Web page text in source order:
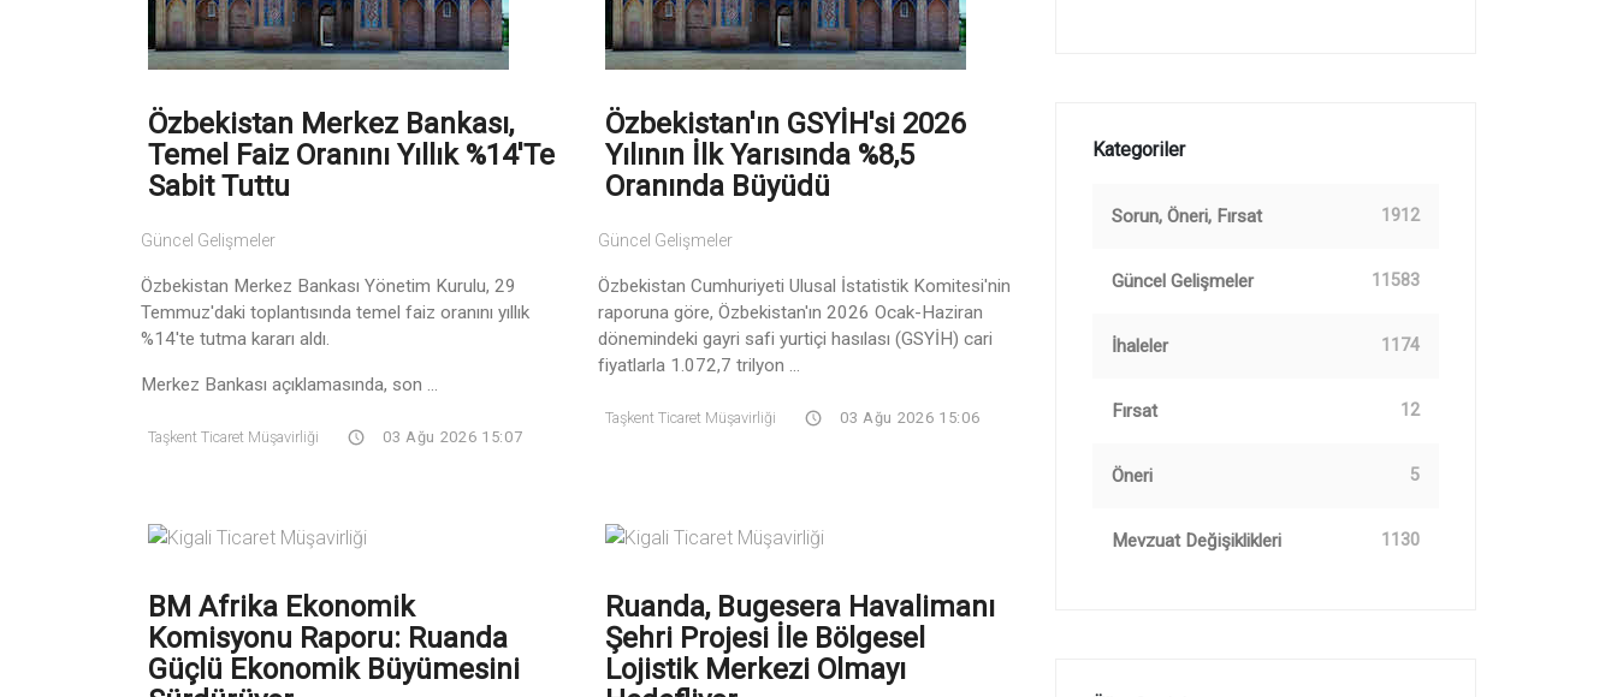
Özbekistan Merkez Bankası,
Temel Faiz Oranını Yıllık %14'te
Sabit Tuttu
Güncel Gelişmeler
Özbekistan Merkez Bankası Yönetim Kurulu, 29
Temmuz'daki toplantısında temel faiz oranını yıllık
%14'te tutma kararı aldı.
Merkez Bankası açıklamasında, son ...
Taşkent Ticaret Müşavirliği 03 Ağu 2026 15:07
Özbekistan'ın GSYİH'si 2026
Yılının İlk Yarısında %8,5
Oranında Büyüdü
Güncel Gelişmeler
Özbekistan Cumhuriyeti Ulusal İstatistik Komitesi'nin
raporuna göre, Özbekistan'ın 2026 Ocak-Haziran
dönemindeki gayri safi yurtiçi hasılası (GSYİH) cari
fiyatlarla 1.072,7 trilyon ...
Taşkent Ticaret Müşavirliği 03 Ağu 2026 15:06
BM Afrika Ekonomik
Komisyonu Raporu: Ruanda
Güçlü Ekonomik Büyümesini
Ruanda, Bugesera Havalimanı
Şehri Projesi İle Bölgesel
Lojistik Merkezi Olmayı
Kategoriler
Sorun, Öneri, Fırsat 1912
Güncel Gelişmeler 11583
İhaleler 1174
Fırsat 12
Öneri 5
Mevzuat Değişiklikleri 1130